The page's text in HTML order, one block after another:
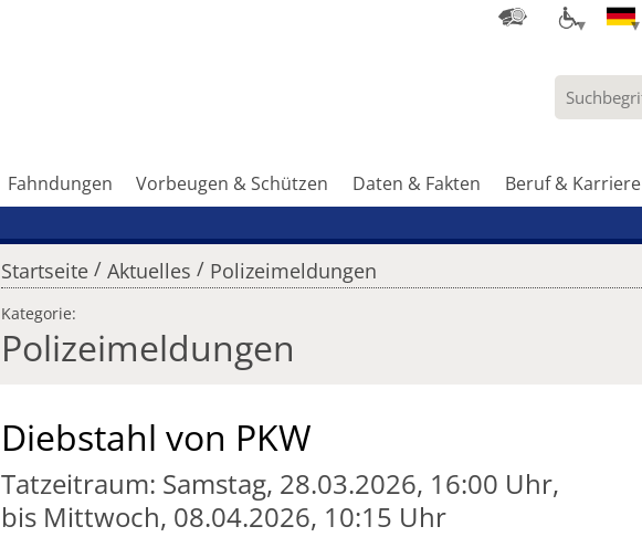
Fahndungen Vorbeugen & Schützen Daten & Fakten Beruf & Karriere
Startseite / Aktuelles / Polizeimeldungen
Kategorie:
Polizeimeldungen
Diebstahl von PKW
Tatzeitraum: Samstag, 28.03.2026, 16:00 Uhr,
bis Mittwoch, 08.04.2026, 10:15 Uhr